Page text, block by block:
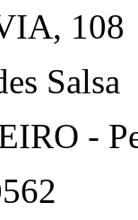
108
Salsa
-